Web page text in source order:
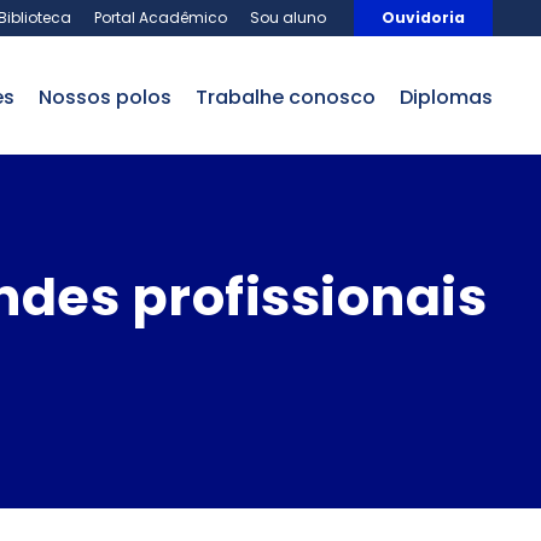
Portal Acadêmico Sou aluno Ouvidoria
nossos polos trabalhe conosco Diplomas
profissionais